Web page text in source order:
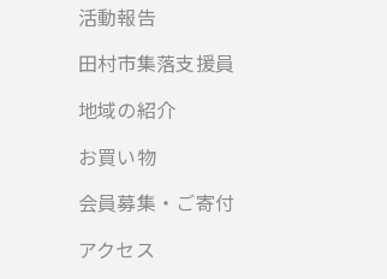
活動報告
田村市集落支援員
地域の紹介
お買い物
会員募集・ご寄付
アクセス